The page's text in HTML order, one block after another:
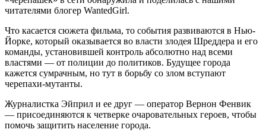
читателями блогер WantedGirl.
Что касается сюжета фильма, то события развиваются в Нью-
Йорке, который оказывается во власти злодея Шреддера и его
команды, установившей контроль абсолютно над всеми
властями — от полиции до политиков. Будущее города
кажется сумрачным, но тут в борьбу со злом вступают
черепахи-мутанты.
Журналистка Эйприл и ее друг — оператор Вернон Фенвик
— присоединяются к четверке очаровательных героев, чтобы
помочь защитить население города.